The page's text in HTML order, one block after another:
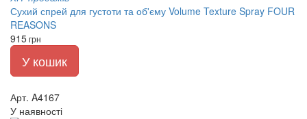
Сухий спрей для густоти та об'єму Volume Texture Spray FOUR
REASONS
915грн
У кошик
Арт. A4167
У наявності